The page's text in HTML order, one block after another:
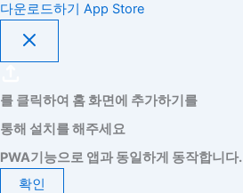
다운로드하기 App Store
를 클릭하여 홈 화면에 추가하기를
통해 설치를 해주세요
PWA기능으로 앱과 동일하게 동작합니다.
확인